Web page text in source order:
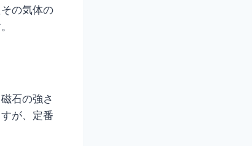
の気体の
石の強さ
が、定番